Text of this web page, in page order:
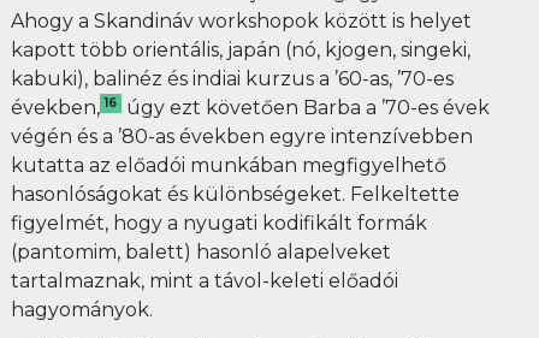
Ahogy a Skandináv workshopok között is helyet
kapott több orientális, japán (nó, kjogen, singeki,
kabuki), balinéz és indiai kurzus a ’60-as, ’70-es
években, 16
úgy ezt követően Barba a ’70-es évek
végén és a ’80-as években egyre intenzívebben
kutatta az előadói munkában megfigyelhető
hasonlóságokat és különbségeket. Felkeltette
figyelmét, hogy a nyugati kodifikált formák
(pantomim, balett) hasonló alapelveket
tartalmaznak, mint a távol-keleti előadói
hagyományok.